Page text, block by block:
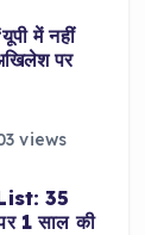
में नहीं
पर
views
35
1 साल की